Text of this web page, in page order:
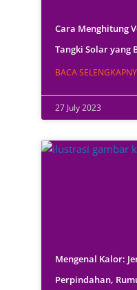
Cara Menghitung
Tangki Solar yang
BACA
27 July 2023
Mengenal Kalor:
Perpindahan,